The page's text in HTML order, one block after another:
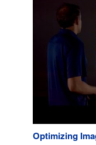
Optimizing